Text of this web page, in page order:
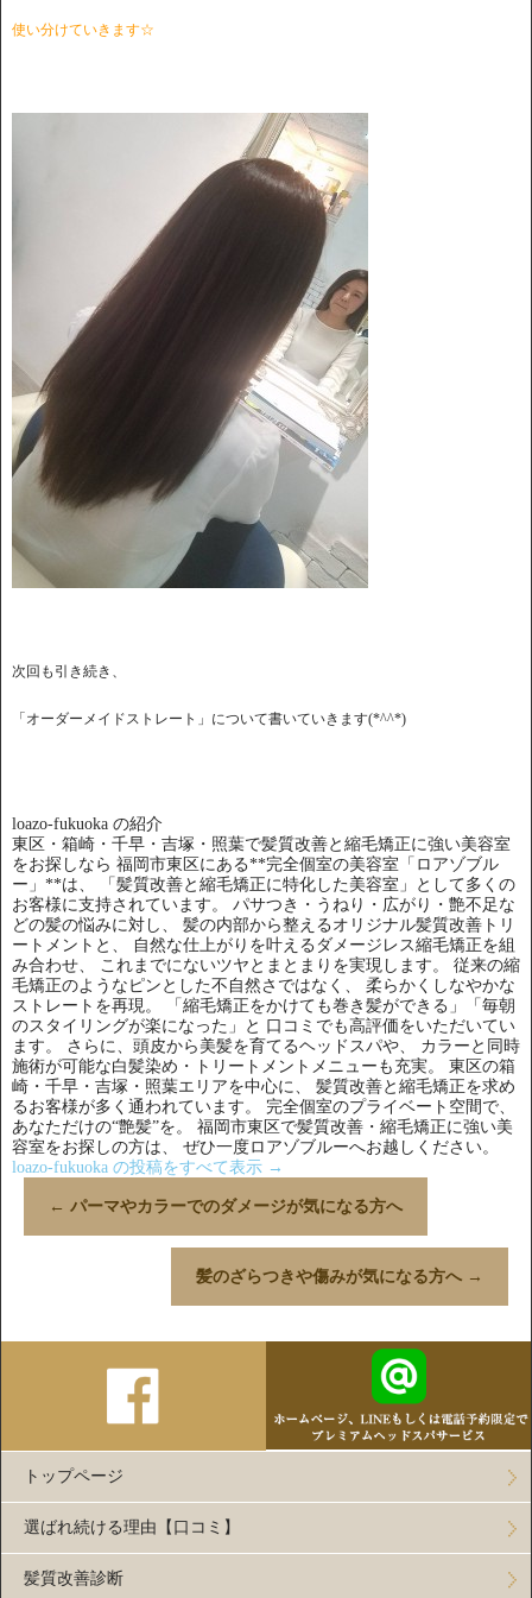
使い分けていきます☆
次回も引き続き、
「オーダーメイドストレート」について書いていきます(*^^*)
loazo-fukuoka の紹介
東区・箱崎・千早・吉塚・照葉で髪質改善と縮毛矯正に強い美容室
をお探しなら 福岡市東区にある**完全個室の美容室「ロアゾブル
ー」**は、 「髪質改善と縮毛矯正に特化した美容室」として多くの
お客様に支持されています。 パサつき・うねり・広がり・艶不足な
どの髪の悩みに対し、 髪の内部から整えるオリジナル髪質改善トリ
ートメントと、 自然な仕上がりを叶えるダメージレス縮毛矯正を組
み合わせ、 これまでにないツヤとまとまりを実現します。 従来の縮
毛矯正のようなピンとした不自然さではなく、 柔らかくしなやかな
ストレートを再現。 「縮毛矯正をかけても巻き髪ができる」「毎朝
のスタイリングが楽になった」と 口コミでも高評価をいただいてい
ます。 さらに、頭皮から美髪を育てるヘッドスパや、 カラーと同時
施術が可能な白髪染め・トリートメントメニューも充実。 東区の箱
崎・千早・吉塚・照葉エリアを中心に、 髪質改善と縮毛矯正を求め
るお客様が多く通われています。 完全個室のプライベート空間で、
あなただけの“艶髪”を。 福岡市東区で髪質改善・縮毛矯正に強い美
容室をお探しの方は、 ぜひ一度ロアゾブルーへお越しください。
loazo-fukuoka の投稿をすべて表示 →
← パーマやカラーでのダメージが気になる方へ
髪のざらつきや傷みが気になる方へ →
トップページ
選ばれ続ける理由【口コミ】
髪質改善診断